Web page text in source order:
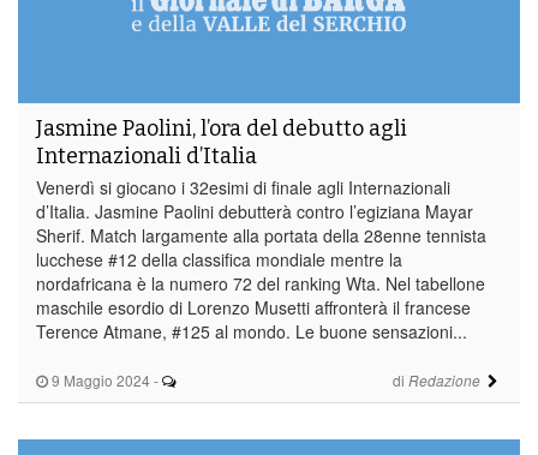
9 Maggio 2024 - di Redazione
Jasmine Paolini, l’ora del debutto agli
Internazionali d’Italia
Venerdì si giocano i 32esimi di finale agli Internazionali
d’Italia. Jasmine Paolini debutterà contro l’egiziana Mayar
Sherif. Match largamente alla portata della 28enne tennista
lucchese #12 della classifica mondiale mentre la
nordafricana è la numero 72 del ranking Wta. Nel tabellone
maschile esordio di Lorenzo Musetti affronterà il francese
Terence Atmane, #125 al mondo. Le buone sensazioni...